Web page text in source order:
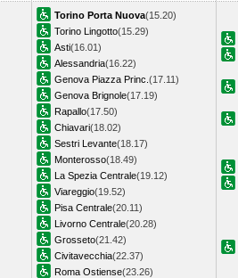
Torino Porta Nuova(15.20)
Torino Lingotto(15.29)
Asti(16.01)
Alessandria(16.22)
Genova Piazza Princ. (17.11)
Genova Brignole(17.19)
Rapallo(17.50)
Chiavari(18.02)
Sestri Levante(18.17)
Monterosso(18.49)
La Spezia Centrale(19.12)
Viareggio(19.52)
Pisa Centrale(20.11)
Livorno Centrale(20.28)
Grosseto(21.42)
Civitavecchia(22.37)
Roma Ostiense(23.26)